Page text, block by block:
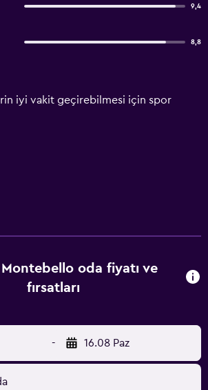
9,4
8,8
iyi vakit geçirebilmesi için spor
Montebello oda fiyatı ve
fırsatları
- 16.08 Paz